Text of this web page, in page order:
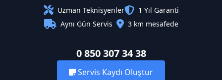
Uzman Teknisyenler
1 Yıl Garanti
Aynı Gün Servis
3 km mesafede
0 850 307 34 38
Servis Kaydı Oluştur